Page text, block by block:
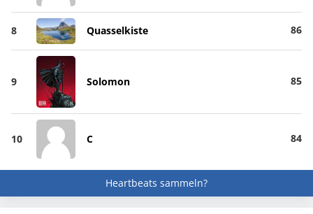
8 Quasselkiste 86
9 Solomon 85
10 C 84
Heartbeats sammeln?